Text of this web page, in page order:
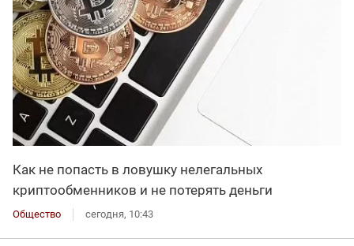
Как не попасть в ловушку нелегальных
криптообменников и не потерять деньги
Общество сегодня, 10:43